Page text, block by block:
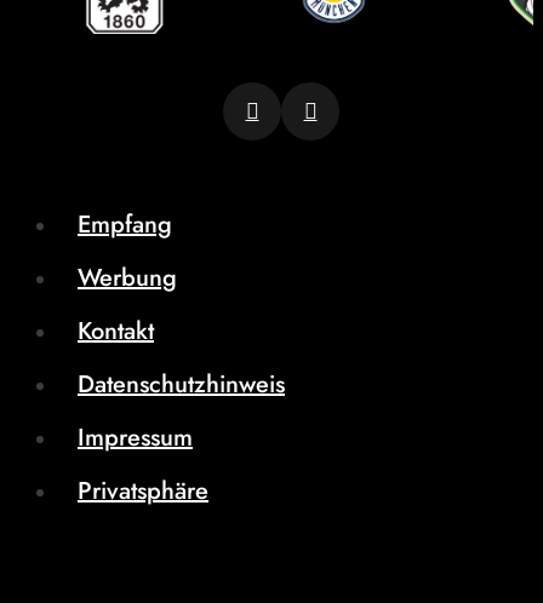
Empfang
Werbung
Kontakt
Datenschutzhinweis
Impressum
Privatsphäre